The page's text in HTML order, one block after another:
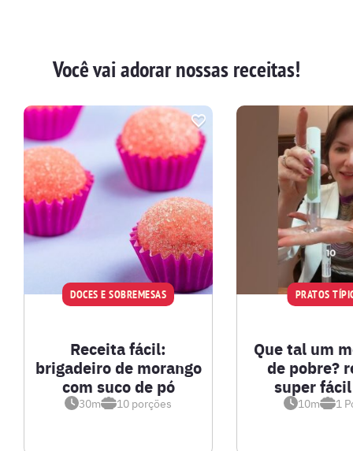
Você vai adorar nossas receitas!
DOCES E SOBREMESAS
Receita fácil:
brigadeiro de morango
com suco de pó
30m 10 porções
PRATOS
Que tal um
de pobre?
super
10m 1